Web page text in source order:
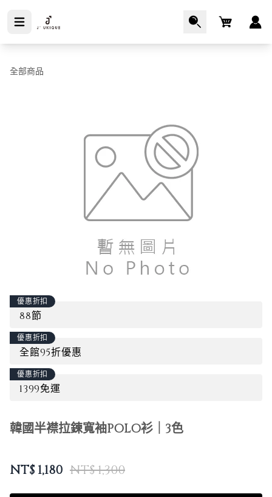
Cart
全部商品
優惠折扣
88節
優惠折扣
全館95折優惠
優惠折扣
1399免運
韓國半襟拉鍊寬袖POLO衫｜3色
NT$ 1,180 NT$ 1,300